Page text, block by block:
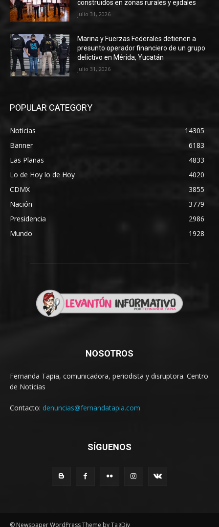
construidos en zonas rurales y ejidales
julio 31, 2026
Marina y Fuerzas Federales detienen a
presunto operador financiero de un grupo
delictivo en Mérida, Yucatán
julio 31, 2026
POPULAR CATEGORY
Noticias
14305
Banner
6183
Las Planas
4833
Lo de Hoy lo de Hoy
4020
CDMX
3855
Nación
3779
Presidencia
2986
Mundo
1928
NOSOTROS
Fernanda Tapia, comunicadora, periodista y disruptora. Centro
de Noticias
Contacto: denuncias@fernandatapia.com
SÍGUENOS
© Newspaper WordPress Theme by TagDiv